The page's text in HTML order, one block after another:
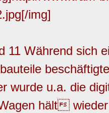
img]
11 Während sich
wurde u.a. die
hält wieder